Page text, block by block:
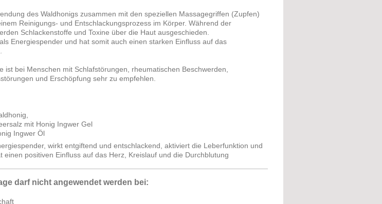
des Waldhonigs zusammen mit den speziellen Massagegriffen (Zupfen)
Reinigungs- und Entschlackungsprozess im Körper. Während der
Schlackenstoffe und Toxine über die Haut ausgeschieden.
Energiespender und hat somit auch einen starken Einfluss auf das
ist bei Menschen mit Schlafstörungen, rheumatischen Beschwerden,
und Erschöpfung sehr zu empfehlen.
mit Honig Ingwer Gel
Ingwer Öl
wirkt entgiftend und entschlackend, aktiviert die Leberfunktion und
einen positiven Einfluss auf das Herz, Kreislauf und die Durchblutung
darf nicht angewendet werden bei: